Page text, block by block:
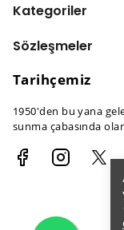
Kategoriler
Sözleşmeler
Tarihçemiz
1950'den bu yana
sunma çabasında